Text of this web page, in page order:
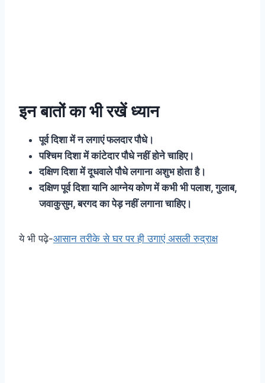
इन बातों का भी रखें ध्यान
पूर्व दिशा में न लगाएं फलदार पौधे।
पश्चिम दिशा में कांटेदार पौधे नहीं होने चाहिए।
दक्षिण दिशा में दूधवाले पौधे लगाना अशुभ होता है।
दक्षिण पूर्व दिशा यानि आग्नेय कोण में कभी भी पलाश, गुलाब,
जवाकुसुम, बरगद का पेड़ नहीं लगाना चाहिए।
ये भी पढ़े-आसान तरीके से घर पर ही उगाएं असली रुद्राक्ष